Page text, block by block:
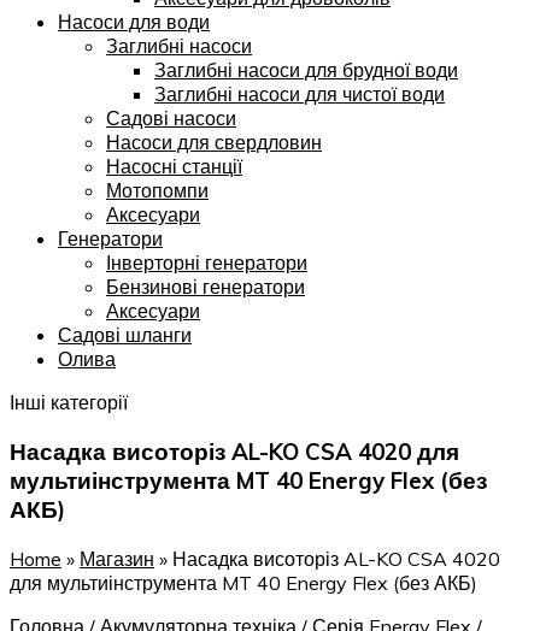
Насоси для води
Заглибні насоси
Заглибні насоси для брудної води
Заглибні насоси для чистої води
Садові насоси
Насоси для свердловин
Насосні станції
Мотопомпи
Аксесуари
Генератори
Інверторні генератори
Бензинові генератори
Аксесуари
Садові шланги
Олива
Інші категорії
Насадка висоторіз AL-KO CSA 4020 для
мультиінструмента MT 40 Energy Flex (без
АКБ)
Home » Магазин » Насадка висоторіз AL-KO CSA 4020
для мультиінструмента MT 40 Energy Flex (без АКБ)
Головна / Акумуляторна техніка / Серія Energy Flex /